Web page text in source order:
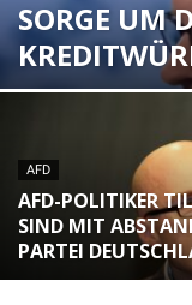
SORGE UM
AFD
AFD-POLITIKER
SIND MIT
PARTEI